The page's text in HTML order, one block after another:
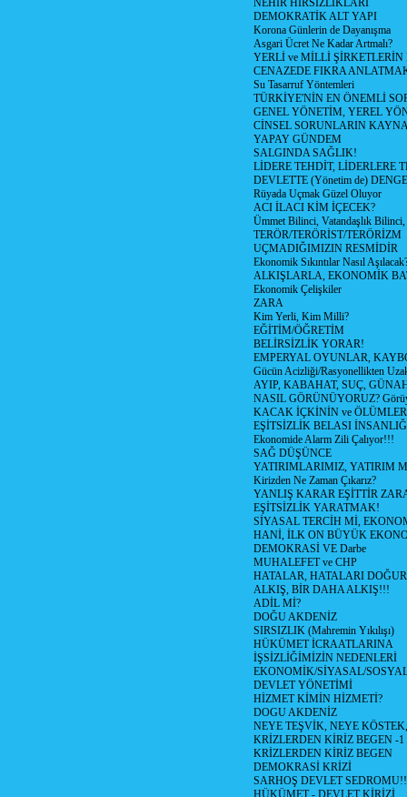
NEHİR HIRSIZLIKLARI
DEMOKRATİK ALT YAPI
Korona Günlerin de Dayanışma
Asgari Ücret Ne Kadar Artmalı?
YERLİ ve MİLLİ
CENAZEDE FIKRA
Su Tasarruf Yöntemleri
TÜRKİYE'NİN EN ÖNEMLİ
GENEL YÖNETİM, YEREL
CİNSEL SORUNLARIN
YAPAY GÜNDEM
SALGINDA SAĞLIK!
LİDERE TEHDİT, LİDERLERE
DEVLETTE (Yönetim de)
Rüyada Uçmak Güzel Oluyor
ACI İLACI KİM İÇECEK?
Ümmet Bilinci, Vatandaşlık
TERÖR/TERÖRİST/TERÖRİZM
UÇMADIĞIMIZIN RESMİDİR
Ekonomik Sıkıntılar Nasıl
ALKIŞLARLA, EKONOMİK
Ekonomik Çelişkiler
ZARA
Kim Yerli, Kim Milli?
EĞİTİM/ÖĞRETİM
BELİRSİZLİK YORAR!
EMPERYAL OYUNLAR,
Gücün Acizliği/Rasyonellikten
AYIP, KABAHAT, SUÇ,
NASIL GÖRÜNÜYORUZ?
KACAK İÇKİNİN ve
EŞİTSİZLİK BELASI
Ekonomide Alarm Zili Çalıyor!!!
SAĞ DÜŞÜNCE
YATIRIMLARIMIZ, YATIRIM
Kirizden Ne Zaman Çıkarız?
YANLIŞ KARAR EŞİTTİR
EŞİTSİZLİK YARATMAK!
SİYASAL TERCİH Mİ,
HANİ, İLK ON BÜYÜK
DEMOKRASİ VE Darbe
MUHALEFET ve CHP
HATALAR, HATALARI
ALKIŞ, BİR DAHA ALKIŞ!!!
ADİL Mİ?
DOĞU AKDENİZ
SIRSIZLIK (Mahremin Yıkılışı)
HÜKÜMET İCRAATLARINA
İŞSİZLİĞİMİZİN NEDENLERİ
EKONOMİK/SİYASAL/
DEVLET YÖNETİMİ
HİZMET KİMİN HİZMETİ?
DOGU AKDENİZ
NEYE TEŞVİK, NEYE
KRİZLERDEN KİRİZ BEGEN -1
KRİZLERDEN KİRİZ BEGEN
DEMOKRASİ KRİZİ
SARHOŞ DEVLET SEDROMU!!
HÜKÜMET - DEVLET KİRİZİ